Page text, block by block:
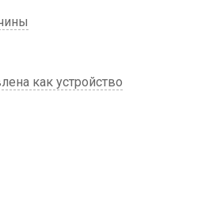
как устройство